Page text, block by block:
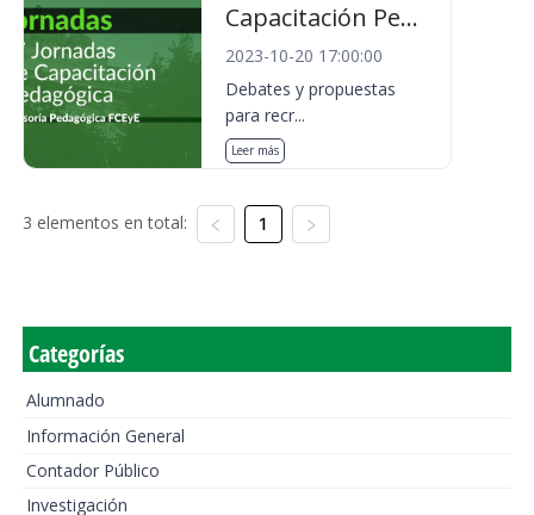
Capacitación Pe...
2023-10-20 17:00:00
Debates y propuestas
para recr...
Leer más
3 elementos en total: 1
Categorías
Alumnado
Información General
Contador Público
Investigación